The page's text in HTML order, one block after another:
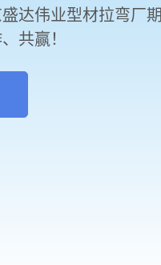
达伟业型材拉弯厂期
共赢！